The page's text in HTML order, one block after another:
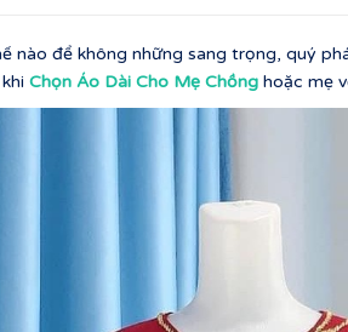
nào để không những sang trọng, quý
Chọn Áo Dài Cho Mẹ Chồng hoặc mẹ